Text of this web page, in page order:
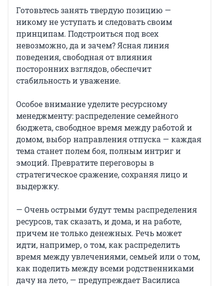
Готовьтесь занять твердую позицию —
никому не уступать и следовать своим
принципам. Подстроиться под всех
невозможно, да и зачем? Ясная линия
поведения, свободная от влияния
посторонних взглядов, обеспечит
стабильность и уважение.
Особое внимание уделите ресурсному
менеджменту: распределение семейного
бюджета, свободное время между работой и
домом, выбор направления отпуска — каждая
тема станет полем боя, полным интриг и
эмоций. Превратите переговоры в
стратегическое сражение, сохраняя лицо и
выдержку.
— Очень острыми будут темы распределения
ресурсов, так сказать, и дома, и на работе,
причем не только денежных. Речь может
идти, например, о том, как распределить
время между увлечениями, семьей или о том,
как поделить между всеми родственниками
дачу на лето, — предупреждает Василиса